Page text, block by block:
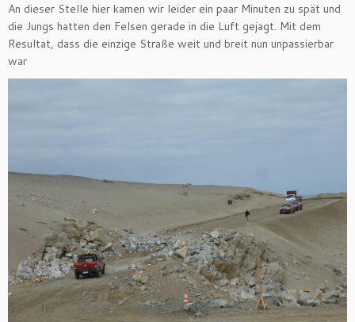
An dieser Stelle hier kamen wir leider ein paar Minuten zu spät und
die Jungs hatten den Felsen gerade in die Luft gejagt. Mit dem
Resultat, dass die einzige Straße weit und breit nun unpassierbar
war